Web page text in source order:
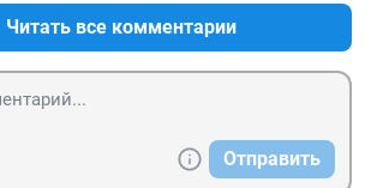
Читать все комментарии
Отправить